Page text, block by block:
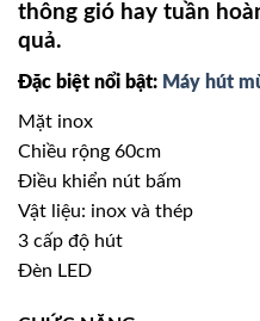
thông gió hay tuần
quả.
Đặc biệt nổi bật: Máy hút
Mặt inox
Chiều rộng 60cm
Điều khiển nút bấm
Vật liệu: inox và thép
3 cấp độ hút
Đèn LED